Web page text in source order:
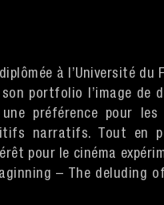
à l’Université du
portfolio l’image de
préférence pour
narratifs. Tout en
pour le cinéma
– The deluding